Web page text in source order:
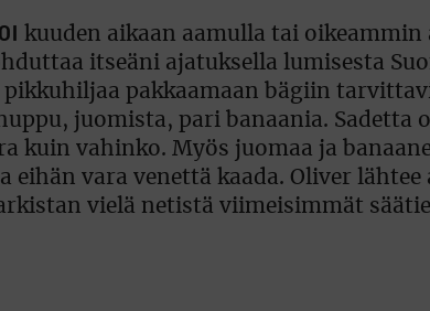
kuuden aikaan aamulla tai
itseäni ajatuksella lumisesta
pakkaamaan bägiin
juomista, pari banaania.
kuin vahinko. Myös juomaa ja
vara venettä kaada. Oliver lähtee
vielä netistä viimeisimmät